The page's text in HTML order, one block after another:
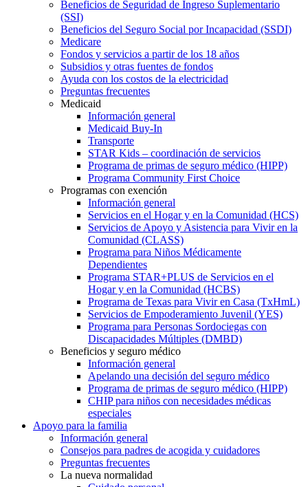
Beneficios de Seguridad de Ingreso Suplementario
(SSI)
Beneficios del Seguro Social por Incapacidad (SSDI)
Medicare
Fondos y servicios a partir de los 18 años
Subsidios y otras fuentes de fondos
Ayuda con los costos de la electricidad
Preguntas frecuentes
Medicaid
Información general
Medicaid Buy-In
Transporte
STAR Kids – coordinación de servicios
Programa de primas de seguro médico (HIPP)
Programa Community First Choice
Programas con exención
Información general
Servicios en el Hogar y en la Comunidad (HCS)
Servicios de Apoyo y Asistencia para Vivir en la
Comunidad (CLASS)
Programa para Niños Médicamente
Dependientes
Programa STAR+PLUS de Servicios en el
Hogar y en la Comunidad (HCBS)
Programa de Texas para Vivir en Casa (TxHmL)
Servicios de Empoderamiento Juvenil (YES)
Programa para Personas Sordociegas con
Discapacidades Múltiples (DMBD)
Beneficios y seguro médico
Información general
Apelando una decisión del seguro médico
Programa de primas de seguro médico (HIPP)
CHIP para niños con necesidades médicas
especiales
Apoyo para la familia
Información general
Consejos para padres de acogida y cuidadores
Preguntas frecuentes
La nueva normalidad